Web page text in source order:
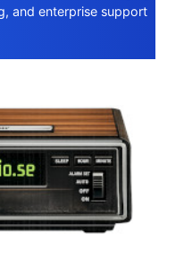
and enterprise support